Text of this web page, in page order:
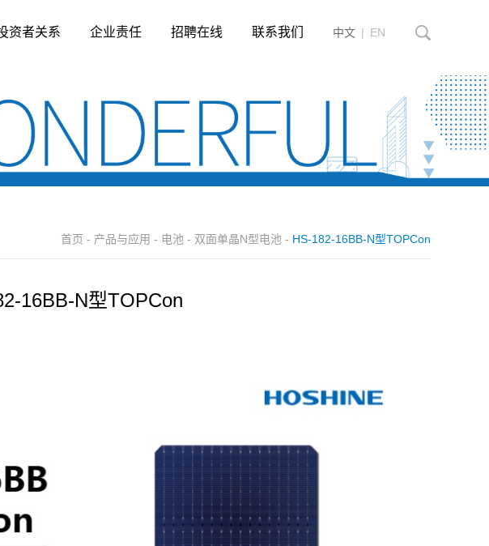
中文 | EN
资者关系 企业责任 招聘在线 联系我们
首页 - 产品与应用 - 电池 - 双面单晶N型电池 - HS-182-16BB-N型TOPCon
16BB-N型TOPCon